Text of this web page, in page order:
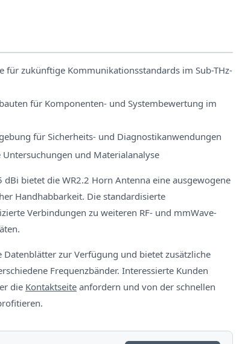
für zukünftige Kommunikationsstandards im Sub-THz-
für Komponenten- und Systembewertung im
für Sicherheits- und Diagnostikanwendungen
Untersuchungen und Materialanalyse
bietet die WR2.2 Horn Antenna eine ausgewogene
Handhabbarkeit. Die standardisierte
Verbindungen zu weiteren RF- und mmWave-
zur Verfügung und bietet zusätzliche
Frequenzbänder. Interessierte Kunden
die Kontaktseite anfordern und von der schnellen